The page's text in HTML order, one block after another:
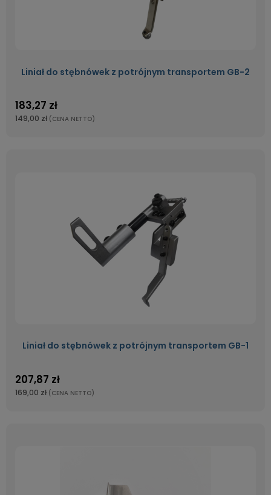
Liniał do stębnówek z potrójnym transportem GB-2
183,27 zł
149,00 zł (CENA NETTO)
Liniał do stębnówek z potrójnym transportem GB-1
207,87 zł
169,00 zł (CENA NETTO)